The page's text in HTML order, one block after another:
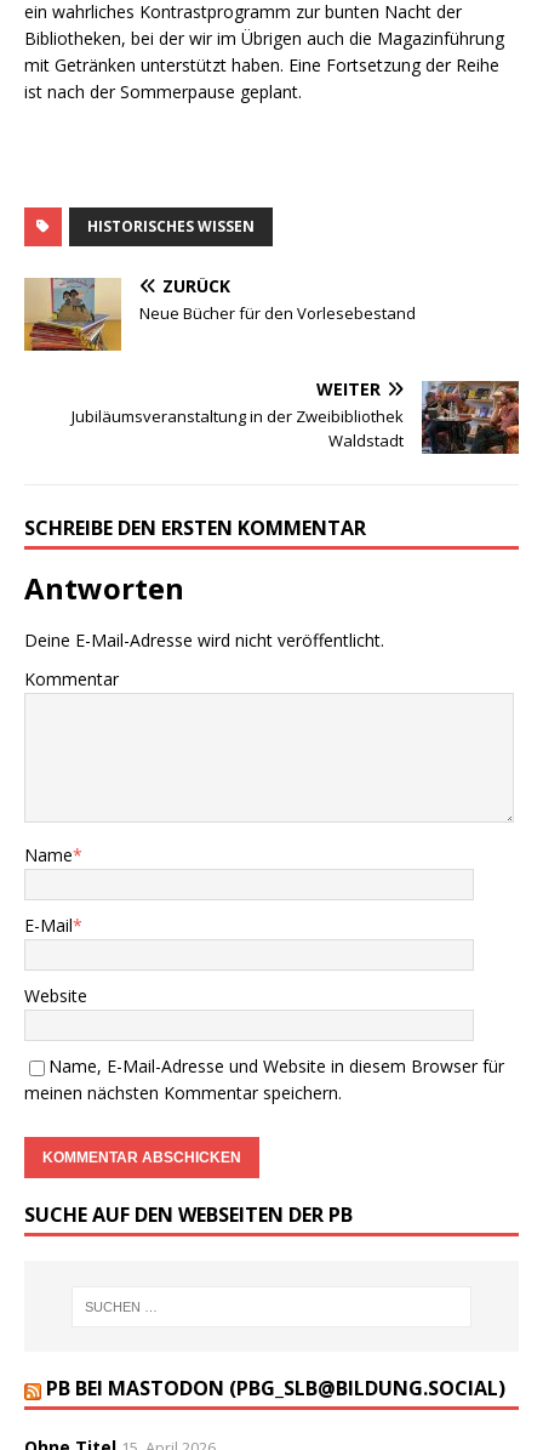
ein wahrliches Kontrastprogramm zur bunten Nacht der
Bibliotheken, bei der wir im Übrigen auch die Magazinführung
mit Getränken unterstützt haben. Eine Fortsetzung der Reihe
ist nach der Sommerpause geplant.
HISTORISCHES WISSEN
ZURÜCK
Neue Bücher für den Vorlesebestand
WEITER
Jubiläumsveranstaltung in der Zweibibliothek
Waldstadt
SCHREIBE DEN ERSTEN KOMMENTAR
Antworten
Deine E-Mail-Adresse wird nicht veröffentlicht.
Kommentar
Name*
E-Mail*
Website
Name, E-Mail-Adresse und Website in diesem Browser für
meinen nächsten Kommentar speichern.
SUCHE AUF DEN WEBSEITEN DER PB
PB BEI MASTODON (PBG_SLB@BILDUNG.SOCIAL)